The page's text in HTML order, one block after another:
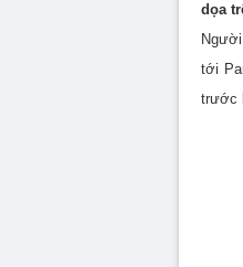
dọa
tới
trước